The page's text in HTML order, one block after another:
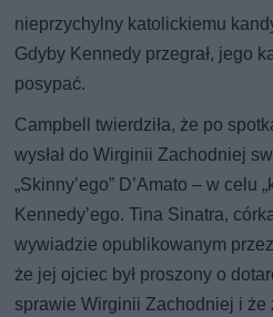
nieprzychylny katolickiemu
Gdyby Kennedy przegrał, jego
posypać.
Campbell twierdziła, że po
wysłał do Wirginii Zachodniej
„Skinny’ego” D’Amato – w celu
Kennedy’ego. Tina Sinatra,
wywiadzie opublikowanym
że jej ojciec był proszony o
sprawie Wirginii Zachodniej i że